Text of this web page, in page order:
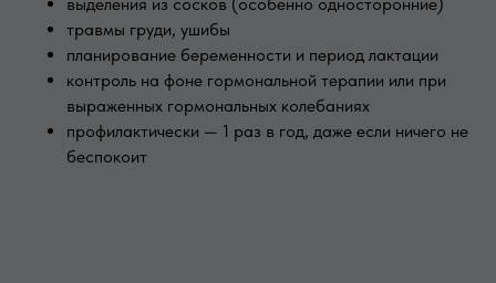
травмы груди, ушибы
планирование беременности и период лактации
контроль на фоне гормональной терапии или при
выраженных гормональных колебаниях
профилактически — 1 раз в год, даже если ничего не
беспокоит